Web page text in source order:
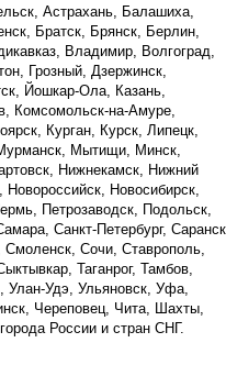
Астрахань, Балашиха,
Братск, Брянск, Берлин,
Владимир, Волгоград,
Грозный, Дзержинск,
Йошкар-Ола, Казань,
Комсомольск-на-Амуре,
Курган, Курск, Липецк,
Мытищи, Минск,
Нижнекамск, Нижний
Новосибирск,
Петрозаводск, Подольск,
Санкт-Петербург,
Сочи, Ставрополь,
Таганрог, Тамбов,
Улан-Удэ, Ульяновск, Уфа,
Череповец, Чита, Шахты,
России и стран СНГ.